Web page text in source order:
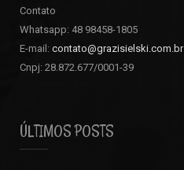
Contato
Whatsapp: 48 98458-1805
E-mail: contato@grazisielski.com.br
Cnpj: 28.872.677/0001-39
ÚLTIMOS POSTS